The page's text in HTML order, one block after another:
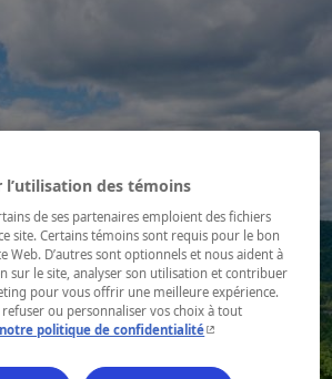
l’utilisation des témoins
de ses partenaires emploient des fichiers
site. Certains témoins sont requis pour le bon
Web. D’autres sont optionnels et nous aident à
sur le site, analyser son utilisation et contribuer
pour vous offrir une meilleure expérience.
refuser ou personnaliser vos choix à tout
politique de confidentialité- Cet hyperlien